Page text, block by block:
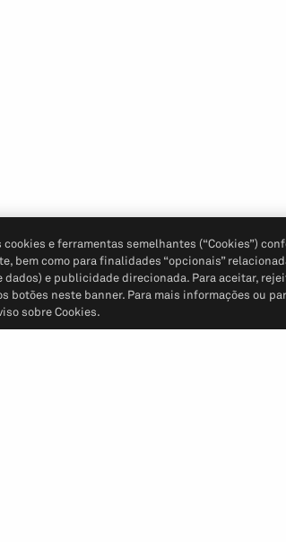
e ferramentas semelhantes (“Cookies”)
bem como para finalidades “opcionais”
e publicidade direcionada. Para aceitar,
botões neste banner. Para mais informações ou
sobre Cookies.